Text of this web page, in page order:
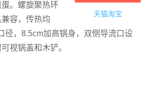
天猫淘宝
。螺旋聚热环
容，传热均
径，8.5cm加高锅身，双侧导流口设
视锅盖和木铲。